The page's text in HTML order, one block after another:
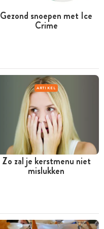
Gezond snoepen met Ice
Crime
ARTIKEL
Zo zal je kerstmenu niet
mislukken